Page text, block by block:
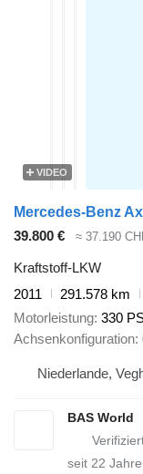
VIDEO
39.800 € ≈ 37.190
Kraftstoff-LKW
2011
291.578 km
Motorleistung 330
Achsenkonfiguration
Niederlande,
BAS World
seit 22